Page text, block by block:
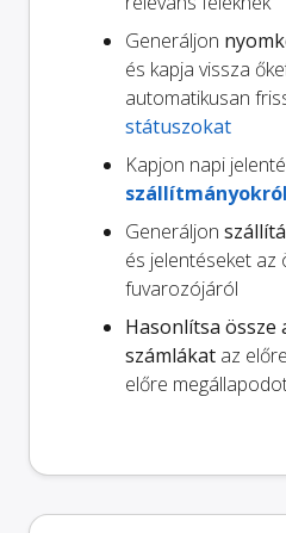
Generáljon
és kapja vissza
automatikusan
státuszokat
Kapjon napi
szállítmányokról
Generáljon
és jelentéseket az
fuvarozójáról
Hasonlítsa össze
számlákat az
előre